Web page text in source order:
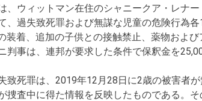
、ウィットマン在住のシャニークア・レナ
、過失致死罪および無謀な児童の危険行為
装着、追加の子供との接触禁止、薬物およ
判事は、連邦が要求した条件で保釈金を
致死罪は、2019年12月28日に2歳の被害者
捜査中に得た情報を反映したものである。